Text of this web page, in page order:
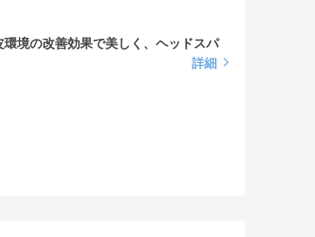
境の改善効果で美しく、ヘッドスパ
詳細